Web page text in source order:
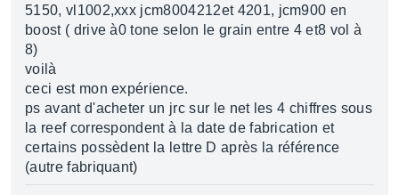
5150, vl1002,xxx jcm8004212et 4201, jcm900 en
boost ( drive à0 tone selon le grain entre 4 et8 vol à
8)
voilà
ceci est mon expérience.
ps avant d'acheter un jrc sur le net les 4 chiffres sous
la reef correspondent à la date de fabrication et
certains possèdent la lettre D après la référence
(autre fabriquant)